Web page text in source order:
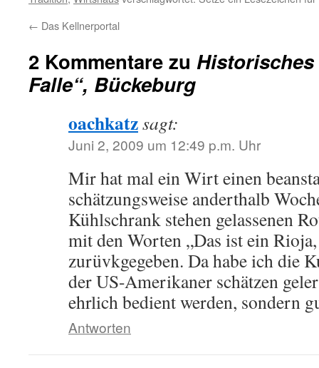
← Das Kellnerportal
2 Kommentare zu
Falle“, Bückeburg
oachkatzsagt:
Juni 2, 2009 um 12:49 p.m. Uhr
Mir hat mal ein Wirt einen
schätzungsweise anderthalb
Kühlschrank stehen gelassenen
mit den Worten „Das ist ein
zurüvkgegeben. Da habe ich die
der US-Amerikaner schätzen
ehrlich bedient werden, sondern
Antworten